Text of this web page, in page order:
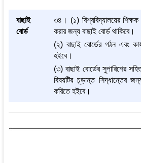
বাছাই
বোর্ড
৩৪। (১) বিশ্ববিদ্যালয়ের শিক্ষক
করার জন্য বাছাই বোর্ড থাকিবে।
(২) বাছাই বোর্ডের গঠন এবং
হইবে।
(৩) বাছাই বোর্ডের সুপারিশের
বিষয়টির চূড়ান্ত সিদ্ধান্তের
করিতে হইবে।